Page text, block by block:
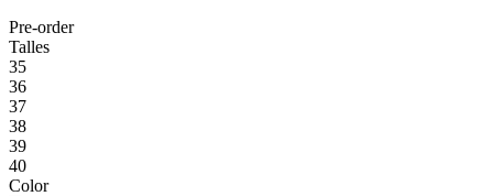
Pre-order
Talles
35
36
37
38
39
40
Color